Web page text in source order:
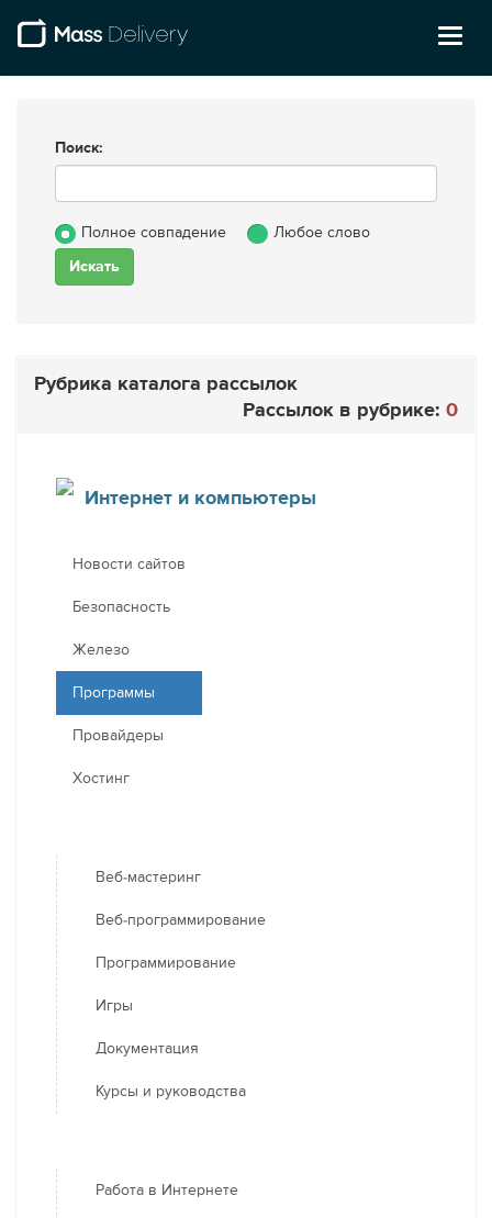
Поиск:
Полное совпадение Любое слово
Рубрика каталога рассылок
Рассылок в рубрике: 0
Интернет и компьютеры
Новости сайтов
Безопасность
Железо
Программы
Провайдеры
Хостинг
Веб-мастеринг
Веб-программирование
Программирование
Игры
Документация
Курсы и руководства
Работа в Интернете